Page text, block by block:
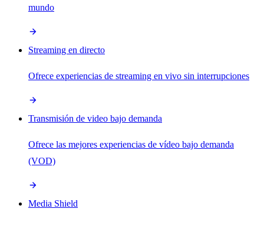
mundo
Streaming en directo
Ofrece experiencias de streaming en vivo sin interrupciones
Transmisión de video bajo demanda
Ofrece las mejores experiencias de vídeo bajo demanda
(VOD)
Media Shield